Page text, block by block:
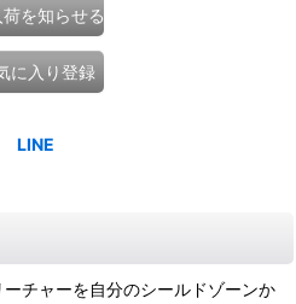
を知らせる
に入り登録
チャーを自分のシールドゾーンか